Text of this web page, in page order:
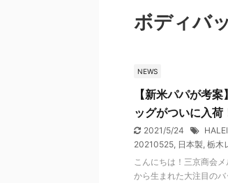
ボディバ
NEWS
【新米パパが考
ッグがついに入荷
2021/5/24
20210525, 日本製, 栃木
こんにちは！三京商会
から生まれた大注目の